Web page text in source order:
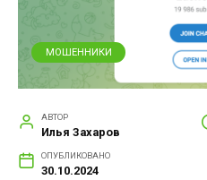
МОШЕННИКИ
АВТОР
Илья Захаров
ОПУБЛИКОВАНО
30.10.2024